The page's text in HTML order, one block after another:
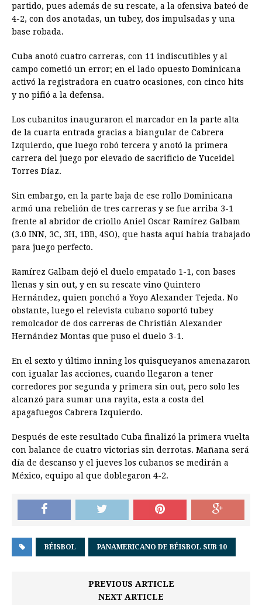
partido, pues además de su rescate, a la ofensiva bateó de
4-2, con dos anotadas, un tubey, dos impulsadas y una
base robada.
Cuba anotó cuatro carreras, con 11 indiscutibles y al
campo cometió un error; en el lado opuesto Dominicana
activó la registradora en cuatro ocasiones, con cinco hits
y no pifió a la defensa.
Los cubanitos inauguraron el marcador en la parte alta
de la cuarta entrada gracias a biangular de Cabrera
Izquierdo, que luego robó tercera y anotó la primera
carrera del juego por elevado de sacrificio de Yuceidel
Torres Díaz.
Sin embargo, en la parte baja de ese rollo Dominicana
armó una rebelión de tres carreras y se fue arriba 3-1
frente al abridor de criollo Aniel Oscar Ramírez Galbam
(3.0 INN, 3C, 3H, 1BB, 4SO), que hasta aquí había trabajado
para juego perfecto.
Ramírez Galbam dejó el duelo empatado 1-1, con bases
llenas y sin out, y en su rescate vino Quintero
Hernández, quien ponchó a Yoyo Alexander Tejeda. No
obstante, luego el relevista cubano soportó tubey
remolcador de dos carreras de Christián Alexander
Hernández Montas que puso el duelo 3-1.
En el sexto y último inning los quisqueyanos amenazaron
con igualar las acciones, cuando llegaron a tener
corredores por segunda y primera sin out, pero solo les
alcanzó para sumar una rayita, esta a costa del
apagafuegos Cabrera Izquierdo.
Después de este resultado Cuba finalizó la primera vuelta
con balance de cuatro victorias sin derrotas. Mañana será
día de descanso y el jueves los cubanos se medirán a
México, equipo al que doblegaron 4-2.
BÉISBOL PANAMERICANO DE BÉISBOL SUB 10
PREVIOUS ARTICLE
NEXT ARTICLE